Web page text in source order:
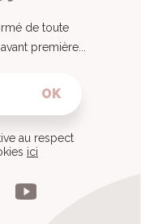
de toute
première...
OK
au respect
ici